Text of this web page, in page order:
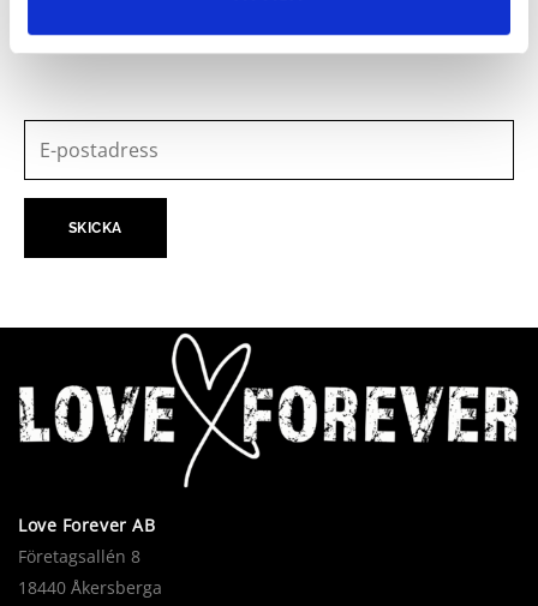
VÅRT NYHETSBREV
Love Forever AB
Företagsallén 8
18440 Åkersberga